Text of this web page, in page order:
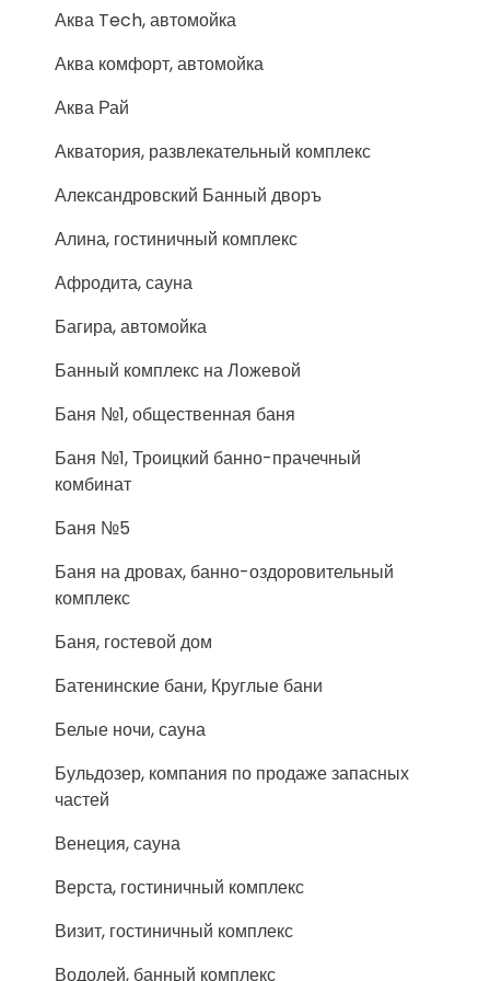
Аква Tech, автомойка
Аква комфорт, автомойка
Аква Рай
Акватория, развлекательный комплекс
Александровский Банный дворъ
Алина, гостиничный комплекс
Афродита, сауна
Багира, автомойка
Банный комплекс на Ложевой
Баня №1, общественная баня
Баня №1, Троицкий банно-прачечный
комбинат
Баня №5
Баня на дровах, банно-оздоровительный
комплекс
Баня, гостевой дом
Батенинские бани, Круглые бани
Белые ночи, сауна
Бульдозер, компания по продаже запасных
частей
Венеция, сауна
Верста, гостиничный комплекс
Визит, гостиничный комплекс
Водолей, банный комплекс